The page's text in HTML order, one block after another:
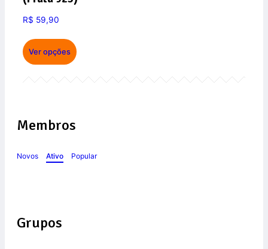
R$ 59,90
Ver opções
Membros
Novos Ativo Popular
Grupos